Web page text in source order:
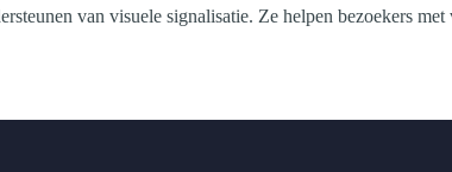
van visuele signalisatie. Ze helpen bezoekers